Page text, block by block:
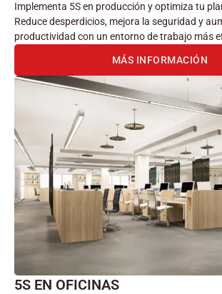
Implementa 5S en producción y optimiza tu
Reduce desperdicios, mejora la seguridad y
productividad con un entorno de trabajo más
MÁS INFORMACIÓN
5S EN OFICINAS